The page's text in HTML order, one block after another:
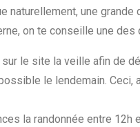
naturellement, une grande
on te conseille une des
le site la veille afin de
le lendemain. Ceci,
la randonnée entre 12h